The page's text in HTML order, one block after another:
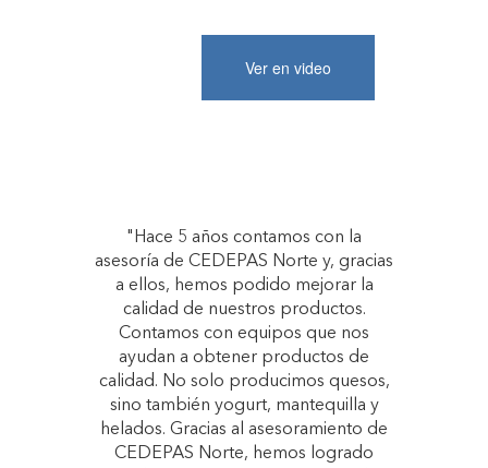
Ver en video
"Hace 5 años contamos con la
asesoría de CEDEPAS Norte y, gracias
a ellos, hemos podido mejorar la
calidad de nuestros productos.
Contamos con equipos que nos
ayudan a obtener productos de
calidad. No solo producimos quesos,
sino también yogurt, mantequilla y
helados. Gracias al asesoramiento de
CEDEPAS Norte, hemos logrado